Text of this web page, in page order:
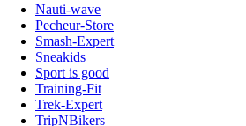
Nauti-wave
Pecheur-Store
Smash-Expert
Sneakids
Sport is good
Training-Fit
Trek-Expert
TripNBikers